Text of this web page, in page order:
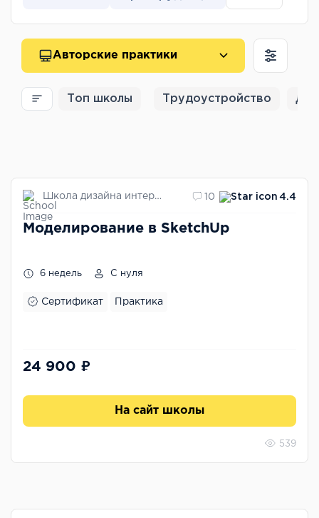
Авторские практики
Топ школы Трудоустройство
Школа дизайна интерьеров Дарьи Пиковой 10 4.4
Моделирование в SketchUp
6 недель С нуля
Сертификат Практика
24 900 ₽
На сайт школы
539